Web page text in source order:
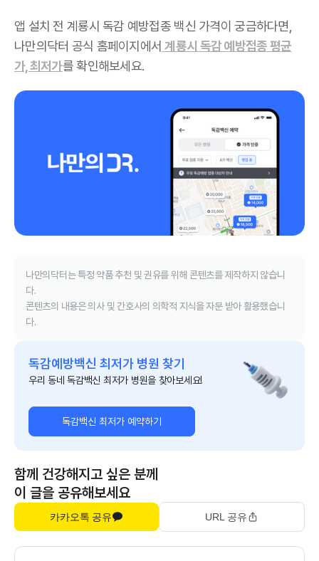
앱 설치 전 계룡시 독감 예방접종 백신 가격이 궁금하다면,
나만의닥터 공식 홈페이지에서 계룡시 독감 예방접종 평균
가, 최저가를 확인해보세요.
나만의닥터는 특정 약품 추천 및 권유를 위해 콘텐츠를 제작하지 않습니
다.
콘텐츠의 내용은 의사 및 간호사의 의학적 지식을 자문 받아 활용했습니
다.
독감예방백신 최저가 병원 찾기
우리 동네 독감백신 최저가 병원을 찾아보세요!
독감백신 최저가 예약하기
함께 건강해지고 싶은 분께
이 글을 공유해보세요
카카오톡 공유 URL 공유